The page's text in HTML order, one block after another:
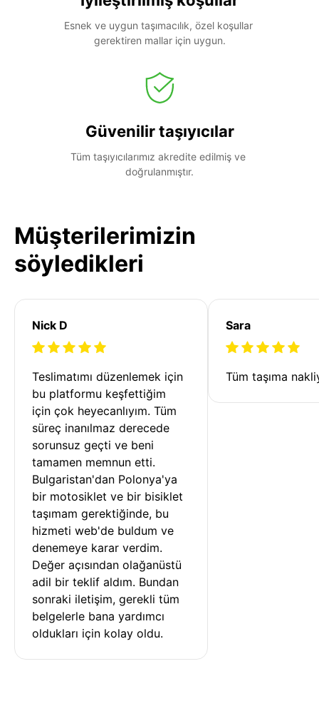
Esnek ve uygun taşımacılık, özel koşullar
gerektiren mallar için uygun.
Güvenilir taşıyıcılar
Tüm taşıyıcılarımız akredite edilmiş ve
doğrulanmıştır.
Müşterilerimizin
söyledikleri
Nick D
Teslimatımı düzenlemek için
bu platformu keşfettiğim
için çok heyecanlıyım. Tüm
süreç inanılmaz derecede
sorunsuz geçti ve beni
tamamen memnun etti.
Bulgaristan'dan Polonya'ya
bir motosiklet ve bir bisiklet
taşımam gerektiğinde, bu
hizmeti web'de buldum ve
denemeye karar verdim.
Değer açısından olağanüstü
adil bir teklif aldım. Bundan
sonraki iletişim, gerekli tüm
belgelerle bana yardımcı
oldukları için kolay oldu.
Sara
Tüm taşıma